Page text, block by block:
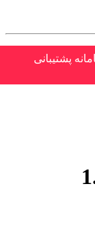
پشتیبانی